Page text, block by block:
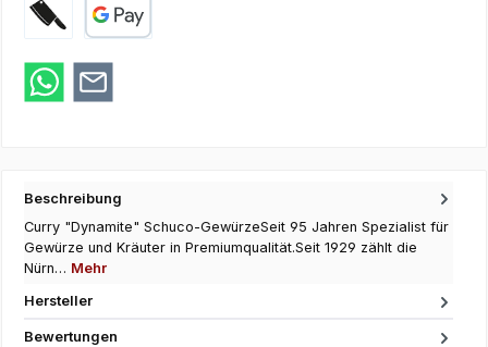
Beschreibung
Curry "Dynamite" Schuco-GewürzeSeit 95 Jahren Spezialist für
Gewürze und Kräuter in Premiumqualität.Seit 1929 zählt die
Nürn… Mehr
Hersteller
Bewertungen